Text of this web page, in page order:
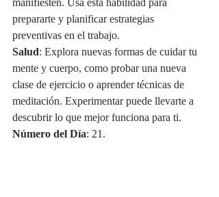
prepararte y planificar estrategias
preventivas en el trabajo.
Salud: Explora nuevas formas de cuidar tu
mente y cuerpo, como probar una nueva
clase de ejercicio o aprender técnicas de
meditación. Experimentar puede llevarte a
descubrir lo que mejor funciona para ti.
Número del Día: 21.